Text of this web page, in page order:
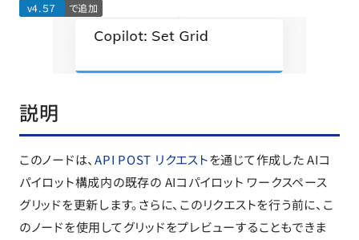
v4.５７ で追加
説明
このノードは、API POST リクエストを通じて作成した AIコ
パイロット構成内の既存の AIコパイロット ワークスペース
グリッドを更新します。さらに、このリクエストを行う前に、こ
のノードを使用してグリッドをプレビューすることもできま